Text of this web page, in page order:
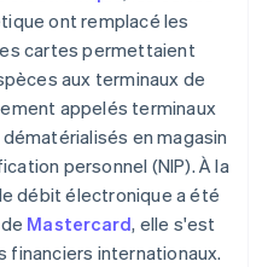
ont remplacé les
cartes permettaient
aux terminaux de
appelés terminaux
en magasin
personnel (NIP). À la
débit électronique a été
Mastercard, elle s'est
internationaux.